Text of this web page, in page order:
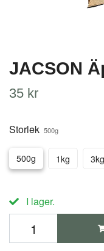
JACSON
35 kr
Storlek 500g
500g 1kg 3kg
I lager.